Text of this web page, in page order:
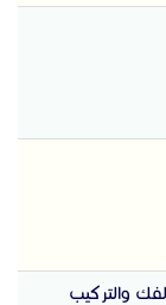
والتركيب